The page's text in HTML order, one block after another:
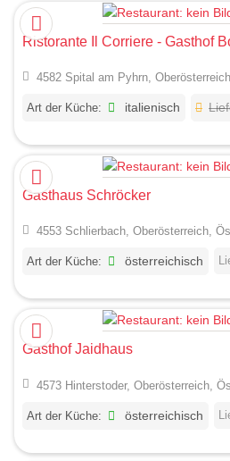
Ristorante Il Corriere - Gasthof
4582 Spital am Pyhrn,
Art der Küche: italienisch
Gasthaus Schröcker
4553 Schlierbach, Oberösterreich,
Art der Küche: österreichisch
Gasthof Jaidhaus
4573 Hinterstoder, Oberösterreich,
Art der Küche: österreichisch